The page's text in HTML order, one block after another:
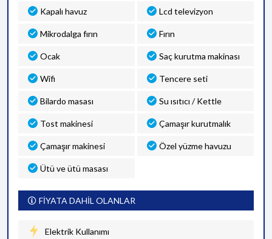
Kapalı havuz Lcd televizyon
Mikrodalga fırın Fırın
Ocak Saç kurutma makinası
Wifi Tencere seti
Bilardo masası Su ısıtıcı / Kettle
Tost makinesi Çamaşır kurutmalık
Çamaşır makinesi Özel yüzme havuzu
Ütü ve ütü masası
FİYATA DAHİL OLANLAR
Elektrik Kullanımı